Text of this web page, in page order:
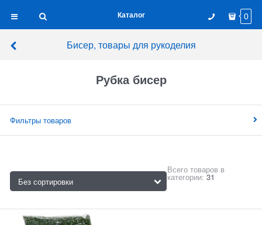
Каталог 0
Бисер, товары для рукоделия
Рубка бисер
Фильтры товаров
Всего товаров в
категории: 31